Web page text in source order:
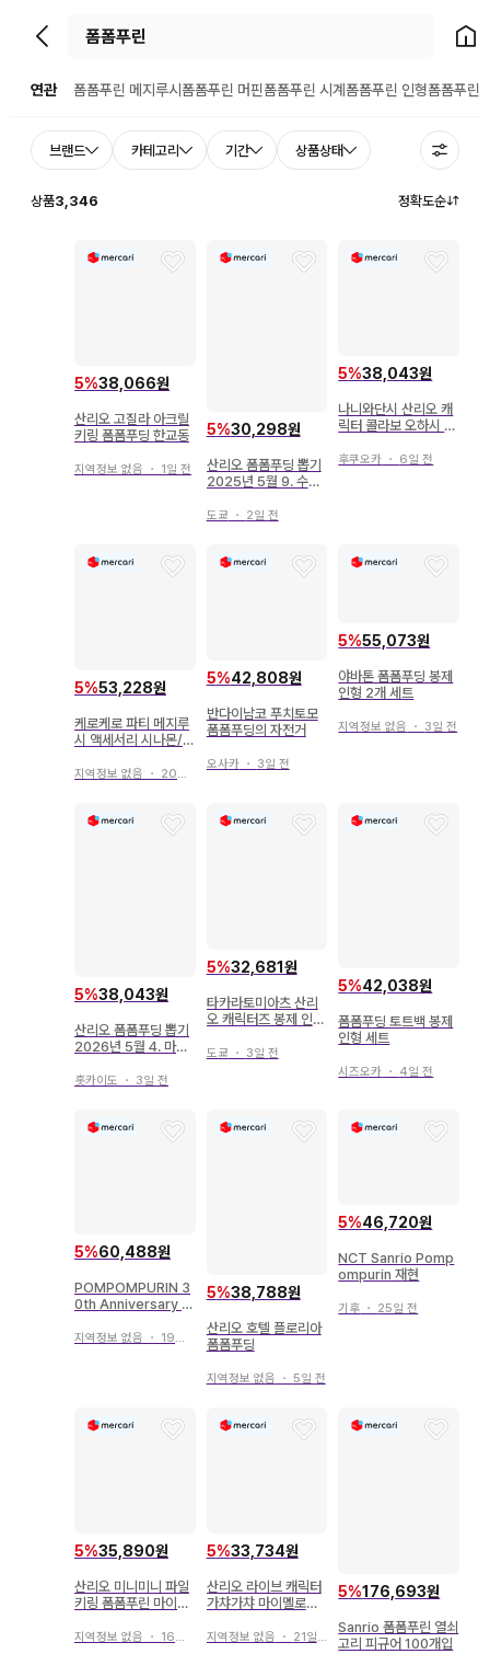
뒤로가기 홈으
연관 폼폼푸린 메지루시 폼폼푸린 머핀폼폼푸린 시계 폼폼푸린 인형폼폼푸린
브랜드 카테고리 기간 상품상태
상품3,346 정확도순
5%38,066원
산리오 고질라 아크릴
키링 폼폼푸딩 한교동
지역정보 없음 ・ 1일 전
5%30,298원
산리오 폼폼푸딩 뽑기
2025년 5월 9. 수납
도쿄 ・ 2일 전
5%38,043원
나니와단시 산리오 캐
릭터 콜라보 오하시 카
폼푸린
후쿠오카 ・ 6일 전
5%53,228원
케로케로 파티 메지루
시 액세서리 시나몬/2
지역정보 없음 ・ 20일 전
5%42,808원
반다이남코 푸치토모
폼폼푸딩의 자전거
오사카・ 3일 전
5%55,073원
야바톤 폼폼푸딩 봉제
인형 2개 세트
지역정보 없음 ・ 3일 전
5%38,043원
산리오 폼폼푸딩 뽑기
2026년 5월 4. 마스
홋카이도 ・ 3일 전
5%32,681원
타카라토미아츠 산리
오 캐릭터즈 봉제 인형
딩
도쿄 ・ 3일 전
5%42,038원
폼폼푸딩 토트백 봉제
인형 세트
시즈오카 ・ 4일 전
5%60,488원
POMPOMPURIN 3
0th Anniversary 머
지역정보 없음 ・ 19일 전
5%38,788원
산리오 호텔 플로리아
폼폼푸딩
지역정보 없음 ・ 5일 전
5%46,720원
NCT Sanrio Pomp
ompurin 재현
기후 ・ 25일 전
5%35,890원
산리오 미니미니 파일
키링 폼폼푸린 마이멜
지역정보 없음 ・ 16일 전
5%33,734원
산리오 라이브 캐릭터
가챠가챠 마이멜로디
지역정보 없음 ・ 21일 전
5%176,693원
Sanrio 폼폼푸린 열쇠
고리 피규어 100개입